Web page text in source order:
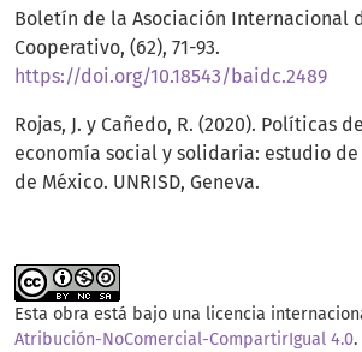
Boletín de la Asociación Internacional
Cooperativo, (62), 71-93.
https://doi.org/10.18543/baidc.2489
Rojas, J. y Cañedo, R. (2020). Políticas
economía social y solidaria: estudio de
de México. UNRISD, Geneva.
Esta obra está bajo una licencia
Atribución-NoComercial-CompartirIgual 4.0.